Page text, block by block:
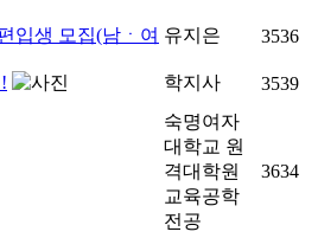
입생 모집(남ㆍ여 유지은 3536
학지사 3539
숙명여자
대학교 원
격대학원
교육공학
전공
3634